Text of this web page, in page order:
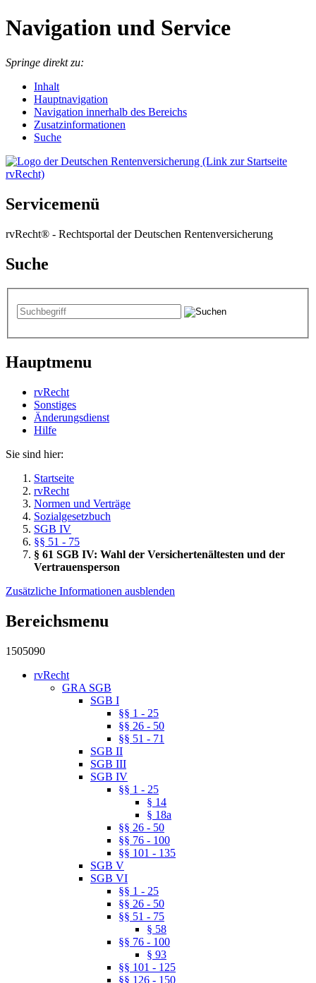
Navigation und Service
Springe direkt zu:
Inhalt
Hauptnavigation
Navigation innerhalb des Bereichs
Zusatzinformationen
Suche
Servicemenü
rvRecht® - Rechtsportal der Deutschen Rentenversicherung
Suche
Hauptmenu
rvRecht
Sonstiges
Änderungsdienst
Hil­fe
Sie sind hier:
Startseite
rvRecht
Normen und Verträge
Sozialgesetzbuch
SGB IV
§§ 51 - 75
§ 61 SGB IV: Wahl der Versichertenältesten und der
Vertrauensperson
Zusätzliche Informationen ausblenden
Bereichsmenu
1505090
rvRecht
GRA SGB
SGB I
§§ 1 - 25
§§ 26 - 50
§§ 51 - 71
SGB II
SGB III
SGB IV
§§ 1 - 25
§ 14
§ 18a
§§ 26 - 50
§§ 76 - 100
§§ 101 - 135
SGB V
SGB VI
§§ 1 - 25
§§ 26 - 50
§§ 51 - 75
§ 58
§§ 76 - 100
§ 93
§§ 101 - 125
§§ 126 - 150